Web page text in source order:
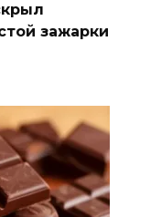
зажарки